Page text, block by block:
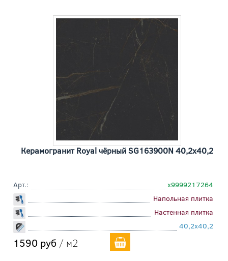
Керамогранит Royal чёрный SG163900N 40,2x40,2
Арт.:
х9999217264
Напольная плитка
Настенная плитка
40,2x40,2
1590 руб / м2